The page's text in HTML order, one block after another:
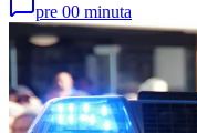
pre 00 minuta